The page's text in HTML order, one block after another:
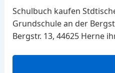
Schulbuch kaufen
Grundschule an der
Bergstr. 13, 44625 Herne